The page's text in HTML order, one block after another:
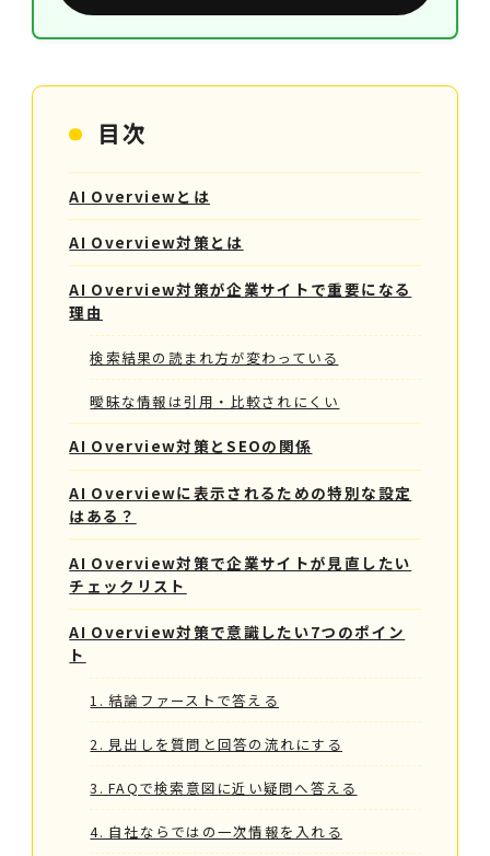
目次
AI Overviewとは
AI Overview対策とは
AI Overview対策が企業サイトで重要になる
理由
検索結果の読まれ方が変わっている
曖昧な情報は引用・比較されにくい
AI Overview対策とSEOの関係
AI Overviewに表示されるための特別な設定
はある？
AI Overview対策で企業サイトが見直したい
チェックリスト
AI Overview対策で意識したい7つのポイン
ト
1. 結論ファーストで答える
2. 見出しを質問と回答の流れにする
3. FAQで検索意図に近い疑問へ答える
4. 自社ならではの一次情報を入れる